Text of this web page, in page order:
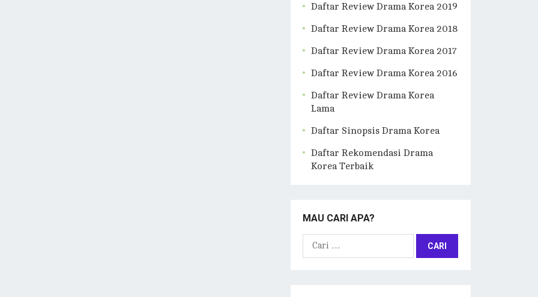
Daftar Review Drama Korea 2019
Daftar Review Drama Korea 2018
Daftar Review Drama Korea 2017
Daftar Review Drama Korea 2016
Daftar Review Drama Korea
Lama
Daftar Sinopsis Drama Korea
Daftar Rekomendasi Drama
Korea Terbaik
MAU CARI APA?
Cari